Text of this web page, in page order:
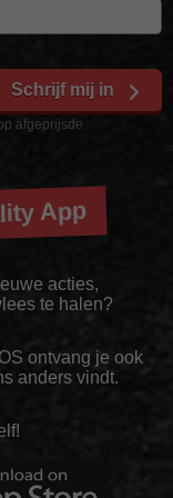
afgeprijsde
Schrijf mij in
App
acties,
te halen?
ontvang je ook
anders vindt.